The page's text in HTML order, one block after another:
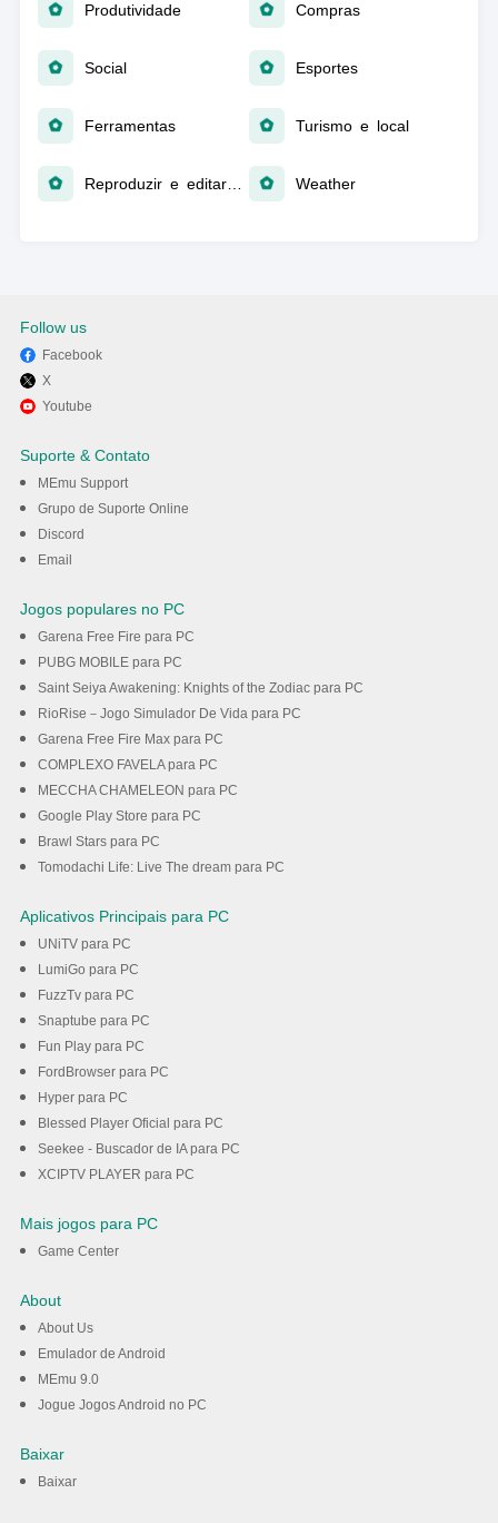
Produtividade Compras
Social Esportes
Ferramentas Turismo e local
Reproduzir e editar vídeos Weather
Follow us
Facebook
X
Youtube
Suporte & Contato
MEmu Support
Grupo de Suporte Online
Discord
Email
Jogos populares no PC
Garena Free Fire para PC
PUBG MOBILE para PC
Saint Seiya Awakening: Knights of the Zodiac para PC
RioRise－Jogo Simulador De Vida para PC
Garena Free Fire Max para PC
COMPLEXO FAVELA para PC
MECCHA CHAMELEON para PC
Google Play Store para PC
Brawl Stars para PC
Tomodachi Life: Live The dream para PC
Aplicativos Principais para PC
UNiTV para PC
LumiGo para PC
FuzzTv para PC
Snaptube para PC
Fun Play para PC
FordBrowser para PC
Hyper para PC
Blessed Player Oficial para PC
Seekee - Buscador de IA para PC
XCIPTV PLAYER para PC
Mais jogos para PC
Game Center
About
About Us
Emulador de Android
MEmu 9.0
Jogue Jogos Android no PC
Baixar
Baixar